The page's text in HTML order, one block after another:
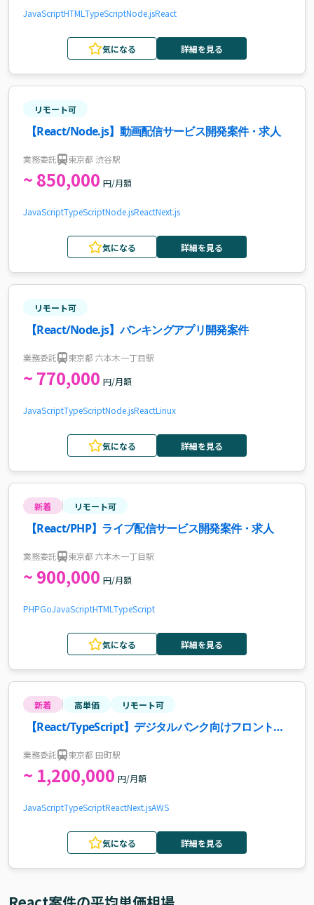
JavaScriptHTML TypeScriptNode.jsReact
気になる 詳細を見る
リモート可
【React/Node.js】動画配信サービス開発案件・求人
業務委託 東京都 渋谷駅
~ 850,000 円/月額
JavaScriptTypeScriptNode.jsReactNext.js
気になる 詳細を見る
リモート可
【React/Node.js】バンキングアプリ開発案件
業務委託 東京都 六本木一丁目駅
~ 770,000 円/月額
JavaScriptTypeScriptNode.jsReactLinux
気になる 詳細を見る
新着 リモート可
【React/PHP】ライブ配信サービス開発案件・求人
業務委託 東京都 六本木一丁目駅
~ 900,000 円/月額
PHPGoJavaScriptHTML TypeScript
気になる 詳細を見る
新着 高単価 リモート可
【React/TypeScript】デジタルバンク向けフロントエ
業務委託 東京都 田町駅
~ 1,200,000 円/月額
JavaScriptTypeScriptReactNext.jsAWS
気になる 詳細を見る